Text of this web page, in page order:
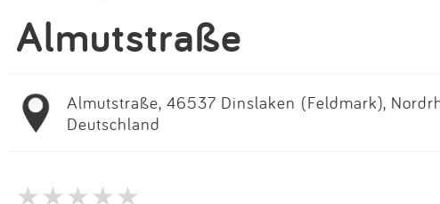
Almutstraße
Almutstraße, 46537 Dinslaken (Feldmark),
Deutschland